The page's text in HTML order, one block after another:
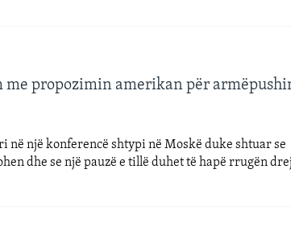
me propozimin amerikan për
në një konferencë shtypi në Moskë duke shtuar se
dhe se një pauzë e tillë duhet të hapë rrugën